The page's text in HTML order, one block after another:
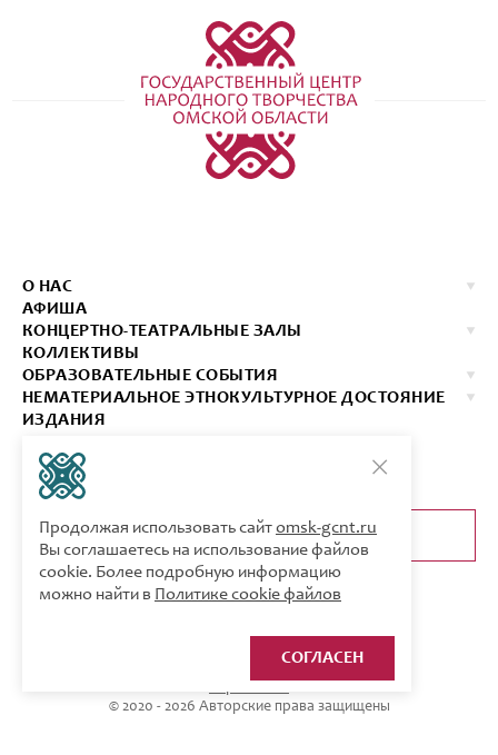
О НАС
АФИША
КОНЦЕРТНО-ТЕАТРАЛЬНЫЕ ЗАЛЫ
КОЛЛЕКТИВЫ
ОБРАЗОВАТЕЛЬНЫЕ СОБЫТИЯ
НЕМАТЕРИАЛЬНОЕ ЭТНОКУЛЬТУРНОЕ ДОСТОЯНИЕ
ИЗДАНИЯ
КУПИТЬ БИЛЕТ
ОБРАТНАЯ СВЯЗЬ
© 2020 - 2026 Авторские права защищены
Продолжая использовать сайтomsk-gcnt.ru
Вы соглашаетесь на использование файлов
cookie. Более подробную информацию
можно найти в Политике cookie файлов
СОГЛАСЕН